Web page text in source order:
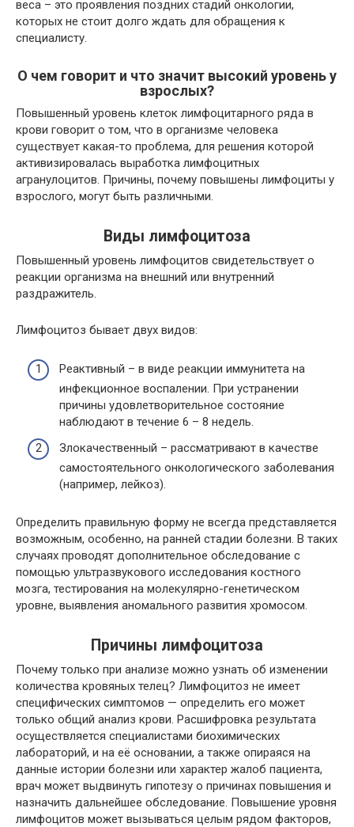
веса – это проявления поздних стадий онкологии,
которых не стоит долго ждать для обращения к
специалисту.
О чем говорит и что значит высокий уровень у
взрослых?
Повышенный уровень клеток лимфоцитарного ряда в
крови говорит о том, что в организме человека
существует какая-то проблема, для решения которой
активизировалась выработка лимфоцитных
агранулоцитов. Причины, почему повышены лимфоциты у
взрослого, могут быть различными.
Виды лимфоцитоза
Повышенный уровень лимфоцитов свидетельствует о
реакции организма на внешний или внутренний
раздражитель.
Лимфоцитоз бывает двух видов:
Реактивный – в виде реакции иммунитета на
инфекционное воспалении. При устранении
причины удовлетворительное состояние
наблюдают в течение 6 – 8 недель.
Злокачественный – рассматривают в качестве
самостоятельного онкологического заболевания
(например, лейкоз).
Определить правильную форму не всегда представляется
возможным, особенно, на ранней стадии болезни. В таких
случаях проводят дополнительное обследование с
помощью ультразвукового исследования костного
мозга, тестирования на молекулярно-генетическом
уровне, выявления аномального развития хромосом.
Причины лимфоцитоза
Почему только при анализе можно узнать об изменении
количества кровяных телец? Лимфоцитоз не имеет
специфических симптомов — определить его может
только общий анализ крови. Расшифровка результата
осуществляется специалистами биохимических
лабораторий, и на её основании, а также опираяся на
данные истории болезни или характер жалоб пациента,
врач может выдвинуть гипотезу о причинах повышения и
назначить дальнейшее обследование. Повышение уровня
лимфоцитов может вызываться целым рядом факторов,